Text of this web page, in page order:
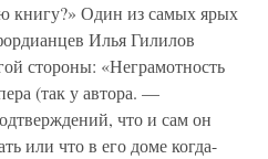
книгу?» Один из самых ярых
Илья Гилилов
стороны: «Неграмотность
(так у автора. —
что и сам он
или что в его доме когда-